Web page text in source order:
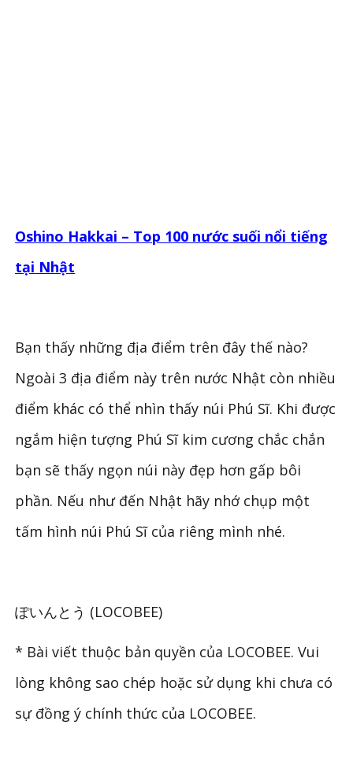
Oshino Hakkai – Top 100 nước suối nổi tiếng
tại Nhật
Bạn thấy những địa điểm trên đây thế nào?
Ngoài 3 địa điểm này trên nước Nhật còn nhiều
điểm khác có thể nhìn thấy núi Phú Sĩ. Khi được
ngắm hiện tượng Phú Sĩ kim cương chắc chắn
bạn sẽ thấy ngọn núi này đẹp hơn gấp bôi
phần. Nếu như đến Nhật hãy nhớ chụp một
tấm hình núi Phú Sĩ của riêng mình nhé.
ぽいんとう (LOCOBEE)
* Bài viết thuộc bản quyền của LOCOBEE. Vui
lòng không sao chép hoặc sử dụng khi chưa có
sự đồng ý chính thức của LOCOBEE.